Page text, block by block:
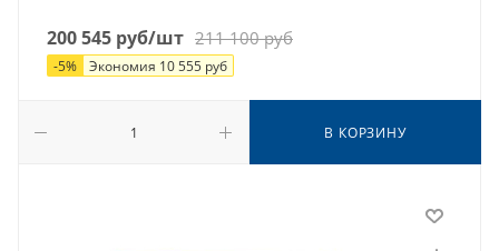
200 545 руб/шт 211 100руб
-5% Экономия 10 555 руб
В КОРЗИНУ